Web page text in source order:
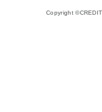
Copyright